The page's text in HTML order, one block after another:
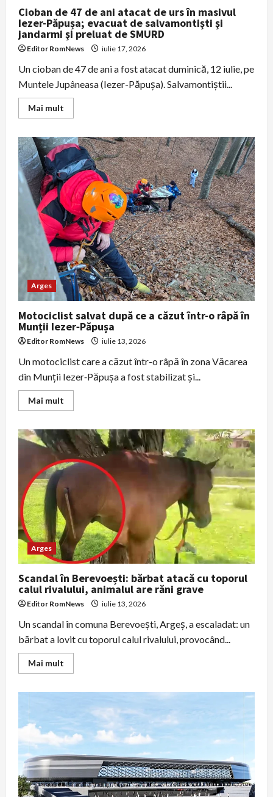
Cioban de 47 de ani atacat de urs în masivul
Iezer-Păpușa; evacuat de salvamontişti şi
jandarmi şi preluat de SMURD
Editor RomNews iulie 17, 2026
Un cioban de 47 de ani a fost atacat duminică, 12 iulie, pe
Muntele Jupâneasa (Iezer-Păpușa). Salvamontiştii...
Mai mult
more
de
47
de
ani
atacat
de
urs
în
masivul
Iezer-
Păpușa;
evacuat
de
salvamontişti
şi
jandarmi
şi
preluat
de
SMURD
Arges
Motociclist salvat după ce a căzut într-o râpă în
Munții Iezer‑Păpușa
Editor RomNews iulie 13, 2026
Un motociclist care a căzut într-o râpă în zona Văcarea
din Munții Iezer‑Păpușa a fost stabilizat și...
Mai mult
more
salvat
după
ce
a
căzut
o
râpă
în
Munții
Iezer‑Păpușa
Arges
Scandal în Berevoești: bărbat atacă cu toporul
calul rivalului, animalul are răni grave
Editor RomNews iulie 13, 2026
Un scandal în comuna Berevoești, Argeș, a escaladat: un
bărbat a lovit cu toporul calul rivalului, provocând...
Mai mult
more
Berevoești:
atacă
cu
toporul
calul
rivalului,
animalul
răni
grave